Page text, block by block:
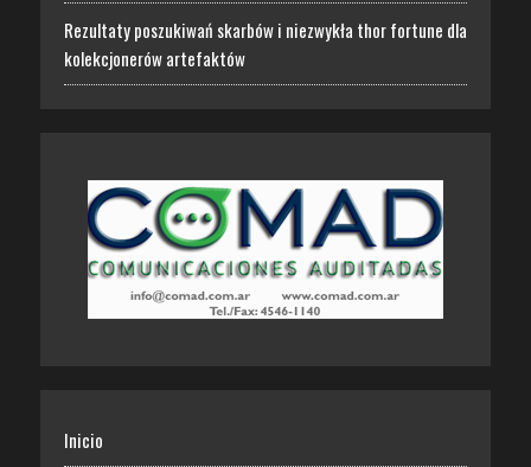
Rezultaty poszukiwań skarbów i niezwykła thor fortune dla
kolekcjonerów artefaktów
Inicio